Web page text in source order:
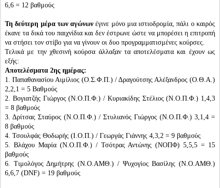
6,6 = 12 βαθμούς
Τη δεύτερη μέρα των αγώνων έγινε μόνο μια ιστιοδρομία, πάλι ο καιρός
έκανε τα δικά του παιχνίδια και δεν έστρωνε ώστε να μπορέσει η επιτροπή
να στήσει τον στίβο για να γίνουν οι δυο προγραμματισμένες κούρσες.
Τελικά με την χθεσινή κούρσα άλλαξαν τα αποτελέσματα και έχουν ως
εξής:
Αποτελέσματα 2ης ημέρας:
1. Παπαθανασίου Αιμίλιος (Ο.Σ.Φ.Π.) / Δραγούτσης Αλέξανδρος (Ο.Θ.Α.)
2,2,1 = 5 Βαθμούς
2. Βογιατζής Γιώργος (Ν.Ο.Π.Φ.) / Κυριακίδης Στέλιος (Ν.Ο.Π.Φ.) 1,4,3
= 8 βαθμούς
3. Δρίτσας Σταύρος (Ν.Ο.Π.Φ.) / Στυλιανός Γιώργος (Ν.Ο.Π.Φ.) 3,1,4 =
8 βαθμούς
4. Τσουλφάς Θοδωρής (Ι.Ο.Π.) / Γεωργάς Γιάννης 4,3,2 = 9 βαθμούς
5. Βλάχου Μαρία (Ν.Ο.Π.Φ.) / Τσότρας Αντώνης (ΝΟΠΦ) 5,5,5 = 15
βαθμούς
6. Τιμολόγος Δημήτρης (Ν.Ο.ΑΜΘ.) / Ψυχογίος Βασίλης (Ν.Ο.ΑΜΘ.)
6,6,7 (DNF) = 19 βαθμούς